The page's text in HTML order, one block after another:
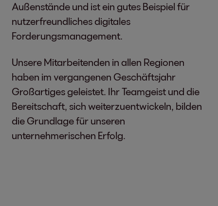
Außenstände und ist ein gutes Beispiel für
nutzerfreundliches digitales
Forderungsmanagement.
Unsere Mitarbeitenden in allen Regionen
haben im vergangenen Geschäftsjahr
Großartiges geleistet. Ihr Teamgeist und die
Bereitschaft, sich weiterzuentwickeln, bilden
die Grundlage für unseren
unternehmerischen Erfolg.